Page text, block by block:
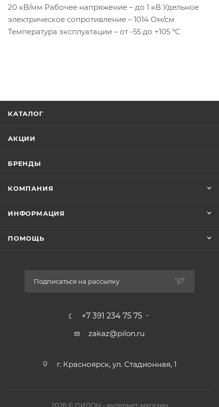
20 кВ/мм Рабочее напряжение – до 1 кВ Удельное
электрическое сопротивление – 1014 Ом/см
Температура эксплуатации – от -55 до +105 °C
КАТАЛОГ
АКЦИИ
БРЕНДЫ
КОМПАНИЯ
ИНФОРМАЦИЯ
ПОМОЩЬ
Подписаться на рассылку
+7 391 234 75 75
zakaz@pilon.ru
г. Красноярск, ул. Стадионная, 1
2026 © ПИЛОН - интернет-магазин